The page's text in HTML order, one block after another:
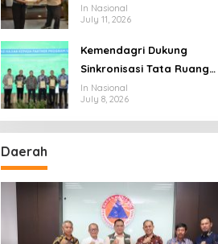
2026, Akademisi: Jangan
Terus Jadi “Messi dan
Ronaldo” Legislasi
In Nasional
July 11, 2026
Kemendagri Dukung
Sinkronisasi Tata Ruang
Perbatasan RI-Malaysia di
Segmen Sinapad-Sesai
In Nasional
July 8, 2026
Daerah